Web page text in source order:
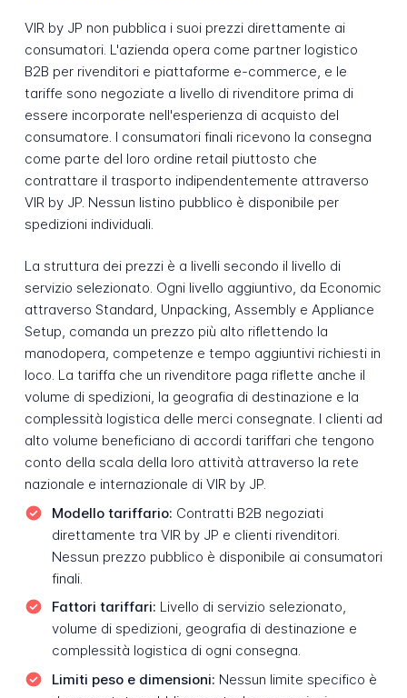
VIR by JP non pubblica i suoi prezzi direttamente ai
consumatori. L'azienda opera come partner logistico
B2B per rivenditori e piattaforme e-commerce, e le
tariffe sono negoziate a livello di rivenditore prima di
essere incorporate nell'esperienza di acquisto del
consumatore. I consumatori finali ricevono la consegna
come parte del loro ordine retail piuttosto che
contrattare il trasporto indipendentemente attraverso
VIR by JP. Nessun listino pubblico è disponibile per
spedizioni individuali.
La struttura dei prezzi è a livelli secondo il livello di
servizio selezionato. Ogni livello aggiuntivo, da Economic
attraverso Standard, Unpacking, Assembly e Appliance
Setup, comanda un prezzo più alto riflettendo la
manodopera, competenze e tempo aggiuntivi richiesti in
loco. La tariffa che un rivenditore paga riflette anche il
volume di spedizioni, la geografia di destinazione e la
complessità logistica delle merci consegnate. I clienti ad
alto volume beneficiano di accordi tariffari che tengono
conto della scala della loro attività attraverso la rete
nazionale e internazionale di VIR by JP.
Modello tariffario: Contratti B2B negoziati
direttamente tra VIR by JP e clienti rivenditori.
Nessun prezzo pubblico è disponibile ai consumatori
finali.
Fattori tariffari: Livello di servizio selezionato,
volume di spedizioni, geografia di destinazione e
complessità logistica di ogni consegna.
Limiti peso e dimensioni: Nessun limite specifico è